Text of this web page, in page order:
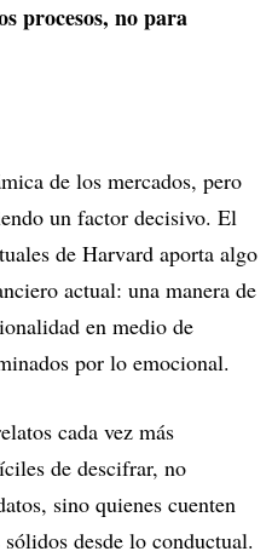
procesos, no para
de los mercados, pero
un factor decisivo. El
de Harvard aporta algo
actual: una manera de
en medio de
por lo emocional.
cada vez más
de descifrar, no
sino quienes cuenten
desde lo conductual.